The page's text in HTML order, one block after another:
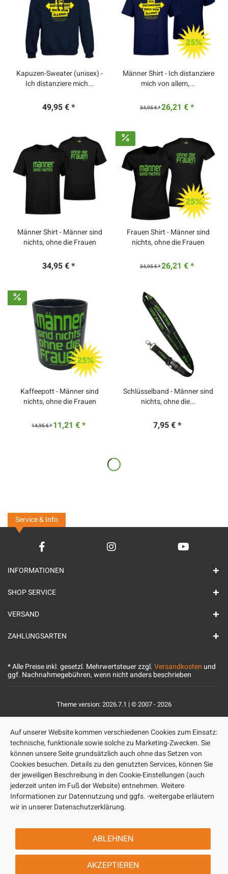
Kapuzen-Sweater (unisex) -
Ich distanziere mich...
49,95 € *
Männer Shirt - Ich distanziere
mich von allem,...
34,95 € *26,21 € *
Männer Shirt - Männer sind
nichts, ohne die Frauen
34,95 € *
Frauen Shirt - Männer sind
nichts, ohne die Frauen
34,95 € *26,21 € *
Kaffeepott - Männer sind
nichts, ohne die Frauen
14,95 € * 11,21 € *
Schlüsselband - Männer sind
nichts, ohne die...
7,95 € *
Service & Info
INFORMATIONEN
SHOP SERVICE
VERSAND
ZAHLUNGSARTEN
* Alle Preise inkl. gesetzl. Mehrwertsteuer zzgl.Versandkosten und
ggf. Nachnahmegebühren, wenn nicht anders beschrieben
Theme version: 2026.7.1 | © 2007 - 2026
Auf unserer Website kommen verschiedenen Cookies zum Einsatz:
technische, funktionale sowie solche zu Marketing-Zwecken. Sie
können unsere Seite grundsätzlich auch ohne das Setzen von
Cookies besuchen. Details zu den genutzten Services, können Sie
der jeweiligen Beschreibung in den Cookie-Einstellungen (auch
jederzeit unten im Fuß der Website) entnehmen. Weitere
Informationen zur Datennutzung und ggfs. -weitergabe erläutern
wir in unserer Datenschutzerklärung.
ABLEHNEN
AKZEPTIEREN